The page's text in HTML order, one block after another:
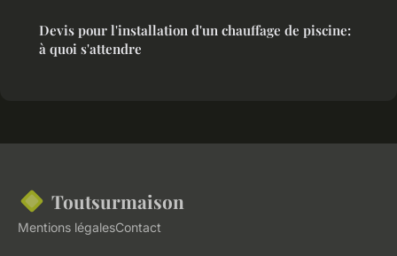
Devis pour l'installation d'un chauffage de piscine:
à quoi s'attendre
Toutsurmaison
Mentions légalesContact